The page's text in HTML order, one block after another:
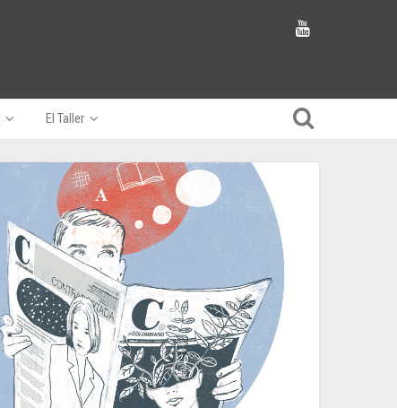
El Taller